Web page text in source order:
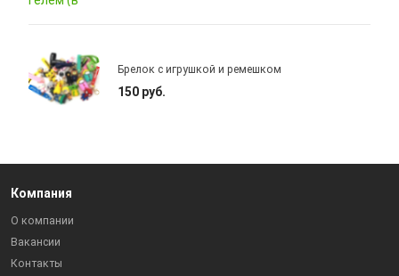
Брелок с игрушкой и ремешком
150 руб.
Компания
О компании
Вакансии
Контакты